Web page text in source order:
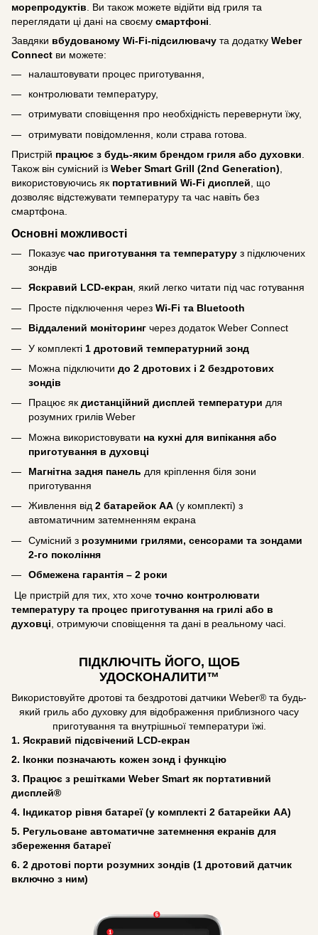
морепродуктів . Ви також можете відійти від гриля та
переглядати ці дані на своєму смартфоні
Завдяки вбудованому Wi-Fi-підсилювачу та додатку Weber
Connect ви можете:
налаштовувати процес приготування,
контролювати температуру,
отримувати сповіщення про необхідність перевернути їжу,
отримувати повідомлення, коли страва готова.
Пристрій працює з будь-яким брендом гриля або духовки
Також він сумісний із Weber Smart Grill (2nd Generation)
використовуючись як портативний Wi-Fi дисплей , що
дозволяє відстежувати температуру та час навіть без
смартфона.
Основні можливості
Показує час приготування та температуру з підключених
зондів
Яскравий LCD-екран, який легко читати під час готування
Просте підключення через Wi-Fi та Bluetooth
Віддалений моніторинг через додаток Weber Connect
У комплекті 1 дротовий температурний зонд
Можна підключити до 2 дротових і 2 бездротових
зондів
Працює як дистанційний дисплей температури для
розумних грилів Weber
Можна використовувати на кухні для випікання або
приготування в духовці
Магнітна задня панель для кріплення біля зони
приготування
Живлення від 2 батарейок AA (у комплекті) з
автоматичним затемненням екрана
Сумісний з розумними грилями, сенсорами та зондами
2-го покоління
Обмежена гарантія – 2 роки
Це пристрій для тих, хто хоче точно контролювати
температуру та процес приготування на грилі або в
духовці , отримуючи сповіщення та дані в реальному часі.
ПІДКЛЮЧІТЬ ЙОГО, ЩОБ
УДОСКОНАЛИТИ™
Використовуйте дротові та бездротові датчики Weber® та будь-
який гриль або духовку для відображення приблизного часу
приготування та внутрішньої температури їжі.
1. Яскравий підсвічений LCD-екран
2. Іконки позначають кожен зонд і функцію
3. Працює з решітками Weber Smart як портативний
дисплей®
4. Індикатор рівня батареї (у комплекті 2 батарейки AA)
5. Регульоване автоматичне затемнення екранів для
збереження батареї
6. 2 дротові порти розумних зондів (1 дротовий датчик
включно з ним)